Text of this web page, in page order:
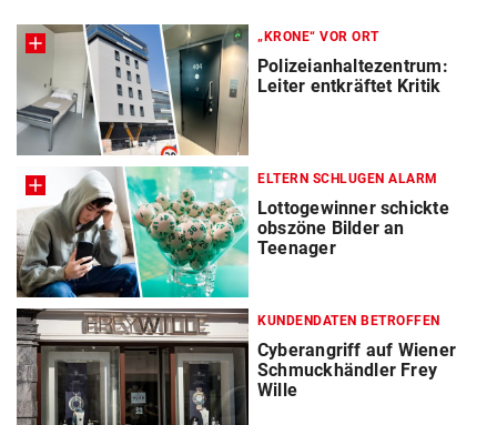
„KRONE“ VOR ORT
Polizeianhaltezentrum:
Leiter entkräftet Kritik
ELTERN SCHLUGEN ALARM
Lottogewinner schickte
obszöne Bilder an
Teenager
KUNDENDATEN BETROFFEN
Cyberangriff auf Wiener
Schmuckhändler Frey
Wille